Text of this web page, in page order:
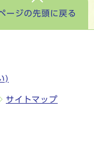
ージの先頭に戻る
)
サイトマップ